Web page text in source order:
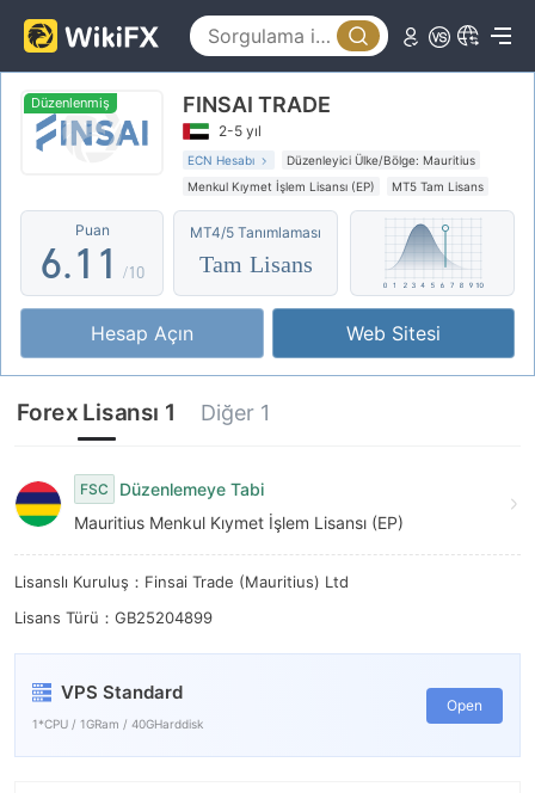
Düzenlenmiş FINSAI TRADE
2-5 yıl
ECN Hesabı
Düzenleyici Ülke/Bölge: Mauritius
Menkul Kıymet İşlem Lisansı (EP)
MT5 Tam Lisans
Bölgesel Brokerler
Offshore Düzenleyici
Puan
1
2
3
4
5
6
7
8
9
.
0
1
2
3
4
5
6
7
8
9
0
1
2
3
4
5
6
7
8
9
/10
MT4/5 Tanımlaması
Tam Lisans
Hesap Açın Web Sitesi
Forex Lisansı 1 Diğer 1
FSC
Düzenlemeye Tabi
Mauritius Menkul Kıymet İşlem Lisansı (EP)
Lisanslı Kuruluş：Finsai Trade (Mauritius) Ltd
Lisans Türü：GB25204899
VPS Standard
1*CPU / 1GRam / 40GHarddisk
Open